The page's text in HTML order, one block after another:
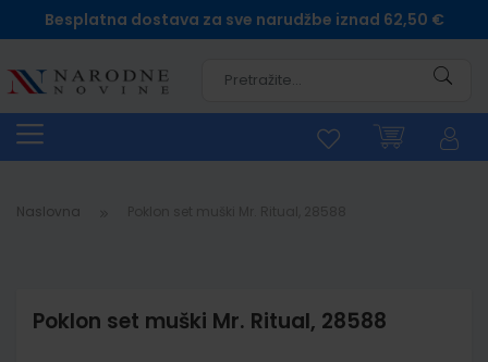
Besplatna dostava za sve narudžbe iznad 62,50 €
Naslovna
Poklon set muški Mr. Ritual, 28588